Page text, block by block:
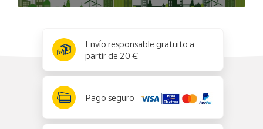
Envío responsable gratuito a
partir de 20 €
Pago seguro